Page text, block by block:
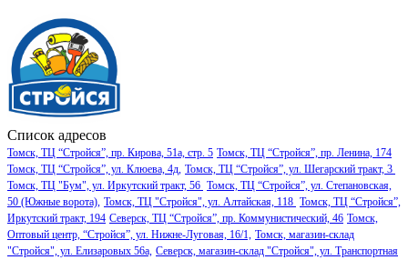
Список адресов
Томск, ТЦ “Стройся”, пр. Кирова, 51а, стр. 5 Томск, ТЦ “Стройся”, пр. Ленина, 174
Томск, ТЦ “Стройся”, ул. Клюева, 4д, Томск, ТЦ “Стройся”, ул. Шегарский тракт, 3
Томск, ТЦ "Бум", ул. Иркутский тракт, 56 Томск, ТЦ “Стройся”, ул. Степановская,
50 (Южные ворота), Томск, ТЦ "Стройся", ул. Алтайская, 118 Томск, ТЦ “Стройся”,
Иркутский тракт, 194 Северск, ТЦ “Стройся”, пр. Коммунистический, 46 Томск,
Оптовый центр, “Стройся”, ул. Нижне-Луговая, 16/1, Томск, магазин-склад
"Стройся", ул. Елизаровых 56а, Северск, магазин-склад "Стройся", ул. Транспортная